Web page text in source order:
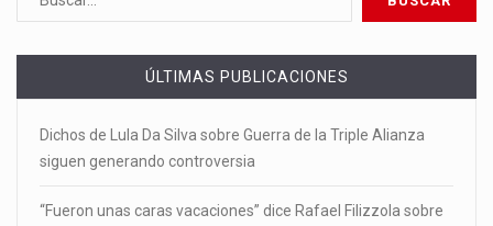
ÚLTIMAS PUBLICACIONES
Dichos de Lula Da Silva sobre Guerra de la Triple Alianza
siguen generando controversia
“Fueron unas caras vacaciones” dice Rafael Filizzola sobre